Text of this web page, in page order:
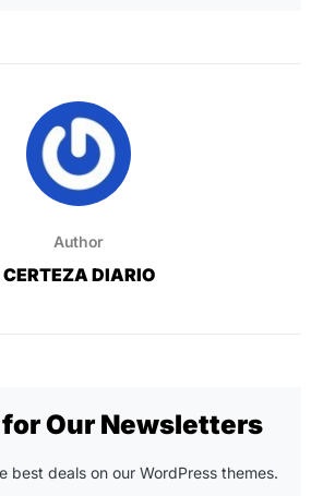
Author
CERTEZA DIARIO
for Our Newsletters
best deals on our WordPress themes.